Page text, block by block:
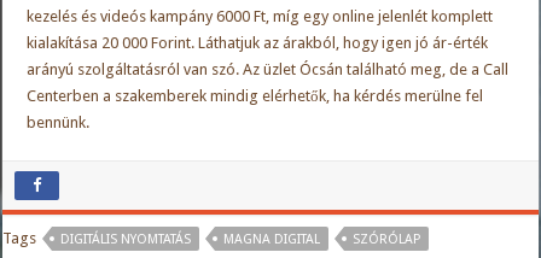
kezelés és videós kampány 6000 Ft, míg egy online jelenlét komplett
kialakítása 20 000 Forint. Láthatjuk az árakból, hogy igen jó ár-érték
arányú szolgáltatásról van szó. Az üzlet Ócsán található meg, de a Call
Centerben a szakemberek mindig elérhetők, ha kérdés merülne fel
bennünk.
Tags DIGITÁLIS NYOMTATÁS MAGNA DIGITAL SZÓRÓLAP